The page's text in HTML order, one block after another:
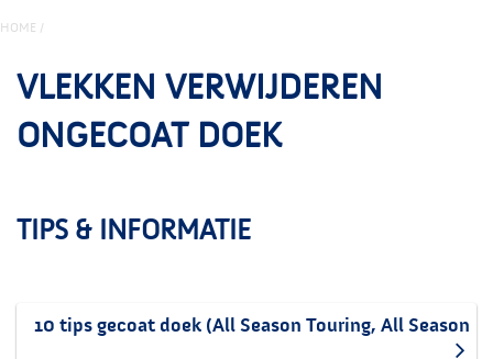
HOME /
VLEKKEN VERWIJDEREN
ONGECOAT DOEK
TIPS & INFORMATIE
10 tips gecoat doek (All Season Touring, All Season